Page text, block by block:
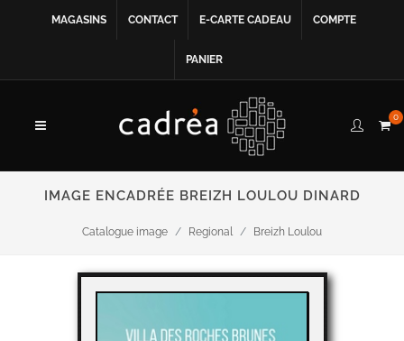
MAGASINS CONTACT E-CARTE CADEAU COMPTE
PANIER
0
IMAGE ENCADRÉE BREIZH LOULOU DINARD
Catalogue image Regional Breizh Loulou